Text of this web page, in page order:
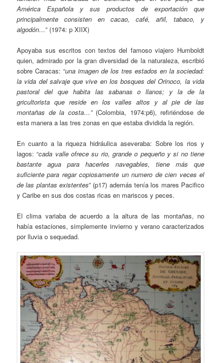
América Española y sus productos de exportación que
principalmente consisten en cacao, café, añil, tabaco, y
algodón…” (1974: p XIIX)
Apoyaba sus escritos con textos del famoso viajero Humboldt
quien, admirado por la gran diversidad de la naturaleza, escribió
sobre Caracas: “una imagen de los tres estados en la sociedad:
la vida del salvaje que vive en los bosques del Orinoco, la vida
pastoral del que habita las sabanas o llanos; y la de la
gricultorista que reside en los valles altos y al pie de las
montañas de la costa…”(Colombia, 1974:p6), refiriéndose de
esta manera a las tres zonas en que estaba dividida la región.
En cuanto a la riqueza hidráulica aseveraba: Sobre los rios y
lagos: “cada valle ofrece su rio, grande o pequeño y si no tiene
bastante agua para hacerles navegables, tiene más que
suficiente para regar copiosamente un numero de cien veces el
de las plantas existentes” (p17) además tenía los mares Pacifico
y Caribe en sus dos costas ricas en mariscos y peces.
El clima variaba de acuerdo a la altura de las montañas, no
había estaciones, simplemente invierno y verano caracterizados
por lluvia o sequedad.